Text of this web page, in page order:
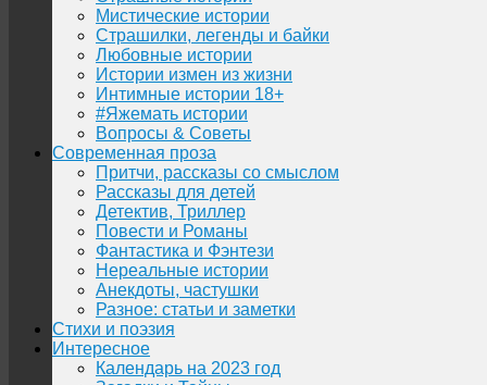
Мистические истории
Страшилки, легенды и байки
Любовные истории
Истории измен из жизни
Интимные истории 18+
#Яжемать истории
Вопросы & Советы
Современная проза
Притчи, рассказы со смыслом
Рассказы для детей
Детектив, Триллер
Повести и Романы
Фантастика и Фэнтези
Нереальные истории
Анекдоты, частушки
Разное: статьи и заметки
Стихи и поэзия
Интересное
Календарь на 2023 год